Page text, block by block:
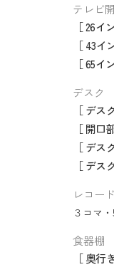
テレビ
［ 26イ
［ 43イ
［ 65イ
デスク
［ デス
［ 開口
［ デス
［ デス
レコー
３コマ ・
食器棚
［ 奥行